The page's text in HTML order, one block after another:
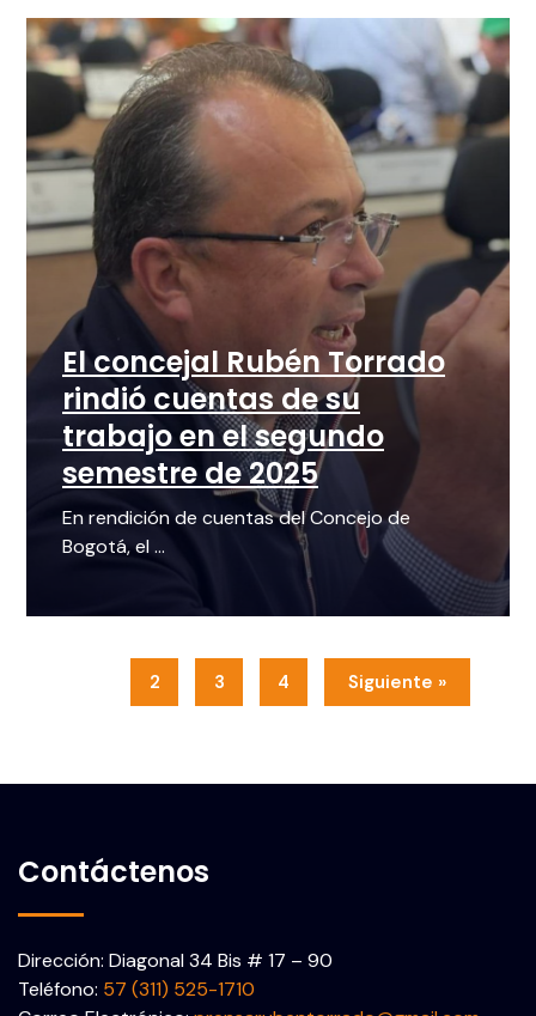
El concejal Rubén Torrado
rindió cuentas de su
trabajo en el segundo
semestre de 2025
En rendición de cuentas del Concejo de
Bogotá, el ...
2 3 4 Siguiente »
Contáctenos
Dirección: Diagonal 34 Bis # 17 – 90
Teléfono: 57 (311) 525-1710